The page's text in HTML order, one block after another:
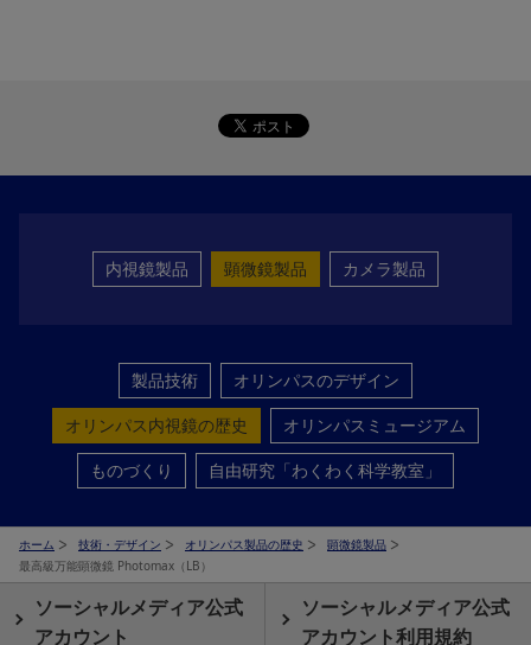
内視鏡製品 顕微鏡製品 カメラ製品
製品技術
オリンパスのデザイン
オリンパス内視鏡の歴史
オリンパスミュージアム
ものづくり
自由研究「わくわく科学教室」
ホーム 技術・デザイン オリンパス製品の歴史
顕微鏡製品
最高級万能顕微鏡 Photomax（LB）
ソーシャルメディア公式
アカウント
ソーシャルメディア公式
アカウント利用規約